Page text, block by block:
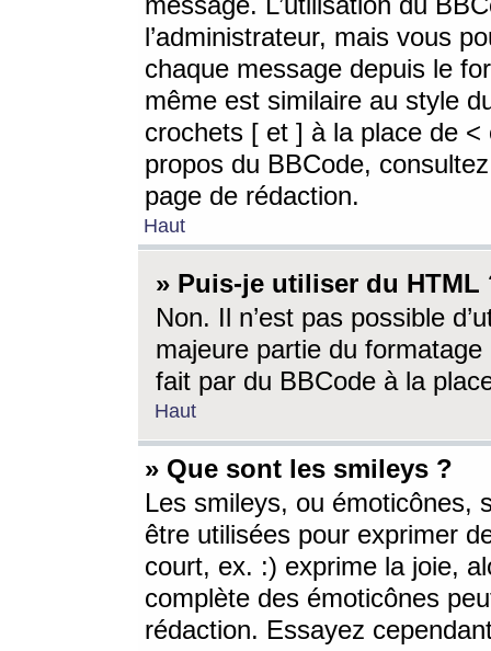
l’administrateur, mais vous
chaque message depuis le
même est similaire au style
crochets [ et ] à la place de <
propos du BBCode,
page de rédaction.
Haut
» Puis-je utiliser du HTML
Non. Il n’est pas possible
majeure partie du
fait par du BBCode à la
Haut
» Que sont les smileys ?
Les smileys, ou émoticônes,
être utilisées pour exprimer
court, ex. :) exprime la joie,
complète des émoticônes
rédaction. Essayez